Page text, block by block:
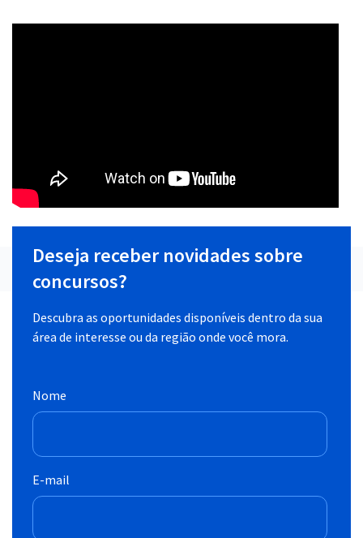
Deseja receber novidades sobre
concursos?
Descubra as oportunidades disponíveis dentro da sua
área de interesse ou da região onde você mora.
Nome
E-mail